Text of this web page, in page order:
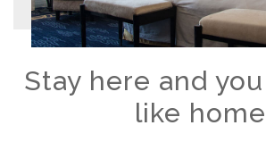
Stay here and
like home